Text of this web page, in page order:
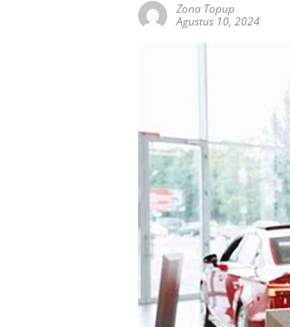
Zona Topup
Agustus 10, 2024